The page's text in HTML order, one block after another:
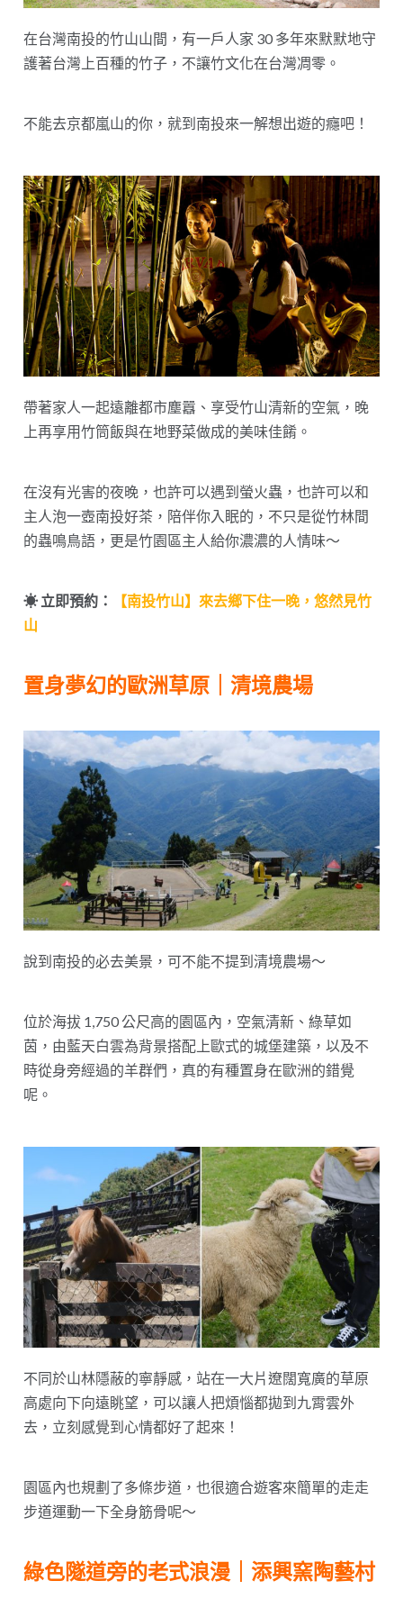
在台灣南投的竹山山間，有一戶人家 30 多年來默默地守
護著台灣上百種的竹子，不讓竹文化在台灣凋零。
不能去京都嵐山的你，就到南投來一解想出遊的癮吧！
帶著家人一起遠離都市塵囂、享受竹山清新的空氣，晚
上再享用竹筒飯與在地野菜做成的美味佳餚。
在沒有光害的夜晚，也許可以遇到螢火蟲，也許可以和
主人泡一壺南投好茶，陪伴你入眠的，不只是從竹林間
的蟲鳴鳥語，更是竹園區主人給你濃濃的人情味～
☀︎ 立即預約：
【南投竹山】來去鄉下住一晚，悠然見竹
山
置身夢幻的歐洲草原｜清境農場
說到南投的必去美景，可不能不提到清境農場～
位於海拔 1,750 公尺高的園區內，空氣清新、綠草如
茵，由藍天白雲為背景搭配上歐式的城堡建築，以及不
時從身旁經過的羊群們，真的有種置身在歐洲的錯覺
呢。
不同於山林隱蔽的寧靜感，站在一大片遼闊寬廣的草原
高處向下向遠眺望，可以讓人把煩惱都拋到九霄雲外
去，立刻感覺到心情都好了起來！
園區內也規劃了多條步道，也很適合遊客來簡單的走走
步道運動一下全身筋骨呢～
綠色隧道旁的老式浪漫｜添興窯陶藝村